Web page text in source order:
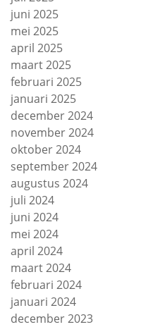
juni 2025
mei 2025
april 2025
maart 2025
februari 2025
januari 2025
december 2024
november 2024
oktober 2024
september 2024
augustus 2024
juli 2024
juni 2024
mei 2024
april 2024
maart 2024
februari 2024
januari 2024
december 2023